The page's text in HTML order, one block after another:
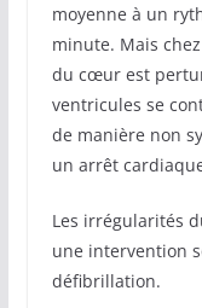
moyenne à un
minute. Mais
du cœur est
ventricules se
de manière non
un arrêt
Les irrégularités
une intervention
défibrillation.